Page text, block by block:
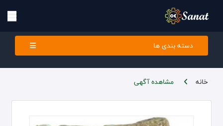
دسته بندی ها
خانه مشاهده آگهی